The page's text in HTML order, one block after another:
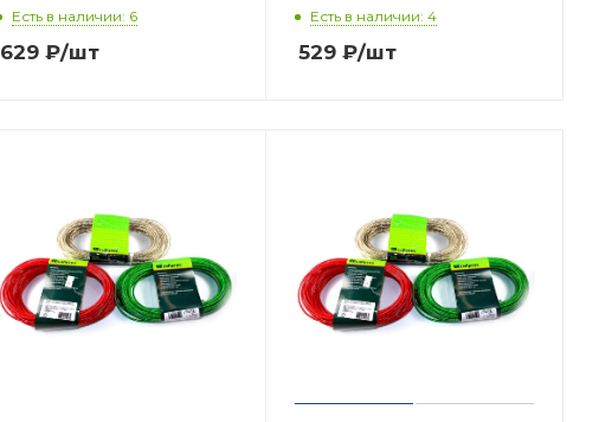
Есть в наличии: 6
629 ₽/шт
Есть в наличии: 4
529₽/шт